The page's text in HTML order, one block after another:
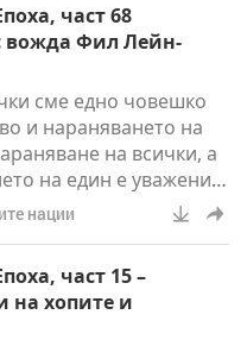
Вече не е време за
Време е за
тук. Ние
пророчествата.
част 68
вожда Фил Лейн-
сме едно човешко
и нараняването на
на всички, а
на един е уважение
И това е основното
за което смятам, че
Защото докато
ние сме
нации
част 15 –
на хопите и